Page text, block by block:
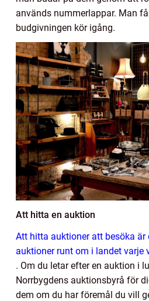
används nummerlappar. Man
budgivningen kör igång.
Att hitta en auktion
Att hitta auktioner att besöka
auktioner runt om i landet varje
. Om du letar efter en auktion i
Norrbygdens auktionsbyrå för
dem om du har föremål du vill